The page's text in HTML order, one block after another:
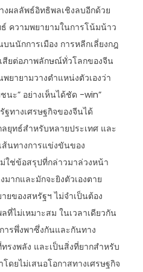
ผลลัพธ์อิทธิพลเชิงลบอีกด้วย
ความพยายามในการโน้มน้าว
นนักการเมือง การหลีกเลี่ยงกฎ
สียต่อภาพลักษณ์ทั่วโลกของจีน
ยายามวางตำแหน่งตัวเองว่า
นะ” อย่างเห็นได้ชัด -win”
ทางเศรษฐกิจของจีนได้
ยุทธ์สำหรับหลายประเทศ และ
ส้นทางการแข่งขันของ
ใช่ข้อสรุปที่กล่าวมาล่วงหน้า
ากและมักจะยิงตัวเองตาย
ยของสหรัฐฯ ไม่จำเป็นต้อง
ที่ไม่เหมาะสม ในเวลาเดียวกัน
ารพึ่งพาซึ่งกันและกันทาง
รงพลัง และเป็นสิ่งที่ยากสำหรับ
ดยไม่เสนอโอกาสทางเศรษฐกิจ